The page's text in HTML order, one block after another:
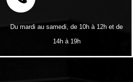
Du mardi au samedi, de 10h à 12h et de
14h à 19h